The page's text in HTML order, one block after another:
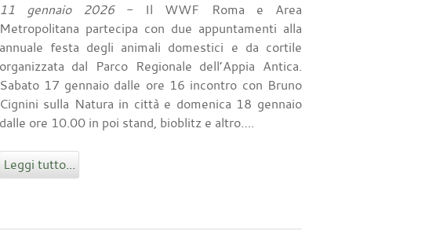
11 gennaio 2026- Il WWF Roma e Area
Metropolitana partecipa con due appuntamenti alla
annuale festa degli animali domestici e da cortile
organizzata dal Parco Regionale dell’Appia Antica.
Sabato 17 gennaio dalle ore 16 incontro con Bruno
Cignini sulla Natura in città e domenica 18 gennaio
dalle ore 10.00 in poi stand, bioblitz e altro….
Leggi tutto...